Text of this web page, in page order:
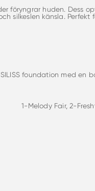
föryngrar huden.
silkeslen känsla.
foundation med
1-Melody Fair, 2-